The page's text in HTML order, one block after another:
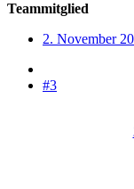
Teammitglied
2. November
#3